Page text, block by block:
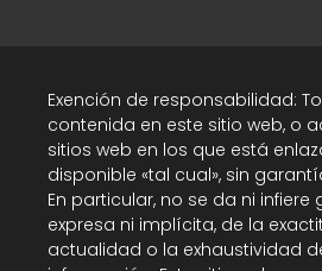
Exención de responsabilidad:
contenida en este sitio web, o
sitios web en los que está
disponible «tal cual», sin
En particular, no se da ni
expresa ni implícita, de la
actualidad o la exhaustividad